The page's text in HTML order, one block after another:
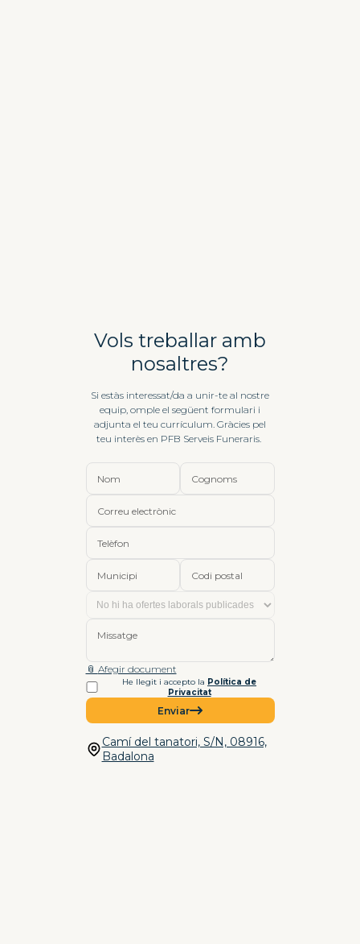
Vols treballar amb
nosaltres?
Si estàs interessat/da a unir-te al nostre
equip, omple el següent formulari i
adjunta el teu currículum. Gràcies pel
teu interès en PFB Serveis Funeraris.
Nom Cognoms
Correu electrònic
Telèfon
Municipi Codi postal
Missatge
📎 Afegir document
He llegit i accepto la Política de
Privacitat
Enviar
Camí del tanatori, S/N, 08916,
Badalona